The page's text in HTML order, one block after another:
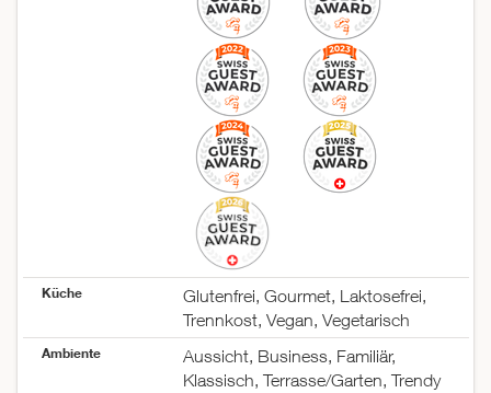
Küche
Glutenfrei, Gourmet, Laktosefrei,
Trennkost, Vegan, Vegetarisch
Ambiente
Aussicht, Business, Familiär,
Klassisch, Terrasse/Garten, Trendy